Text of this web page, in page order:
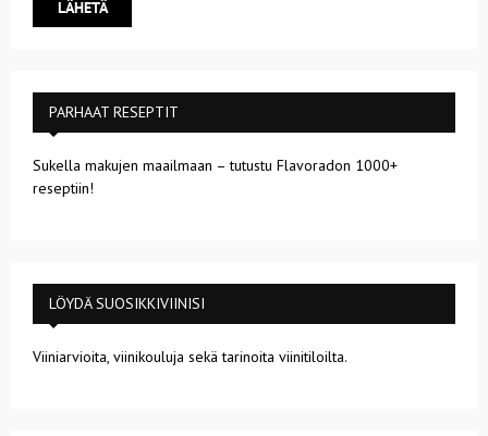
PARHAAT RESEPTIT
Sukella makujen maailmaan – tutustu Flavoradon 1000+
reseptiin!
LÖYDÄ SUOSIKKIVIINISI
Viiniarvioita, viinikouluja sekä tarinoita viinitiloilta.